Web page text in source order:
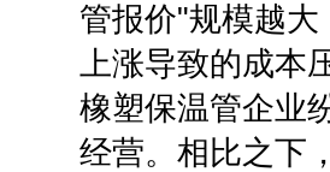
管报价"规模越
上涨导致的成本
橡塑保温管企业
经营。相比之下